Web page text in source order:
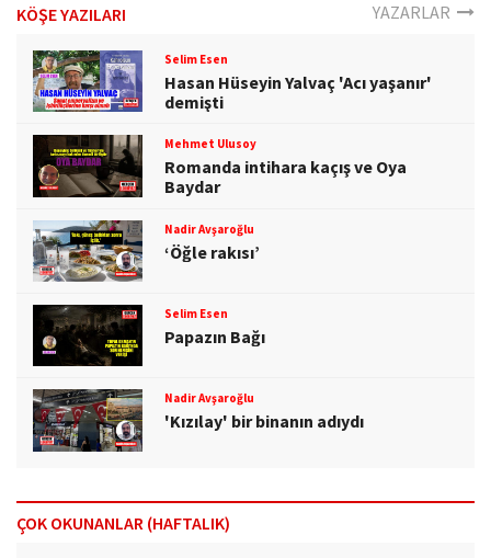
KÖŞE YAZILARI YAZARLAR
Selim Esen
Hasan Hüseyin Yalvaç 'Acı yaşanır'
demişti
Mehmet Ulusoy
Romanda intihara kaçış ve Oya
Baydar
Nadir Avşaroğlu
‘Öğle rakısı’
Selim Esen
Papazın Bağı
Nadir Avşaroğlu
'Kızılay' bir binanın adıydı
ÇOK OKUNANLAR (HAFTALIK)